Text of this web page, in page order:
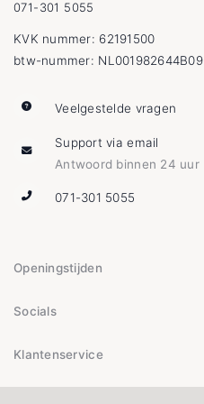
071-301 5055
KVK nummer: 62191500
btw-nummer: NL001982644B09
Veelgestelde vragen
Support via email
Antwoord binnen 24 uur
071-301 5055
Openingstijden
Socials
Klantenservice